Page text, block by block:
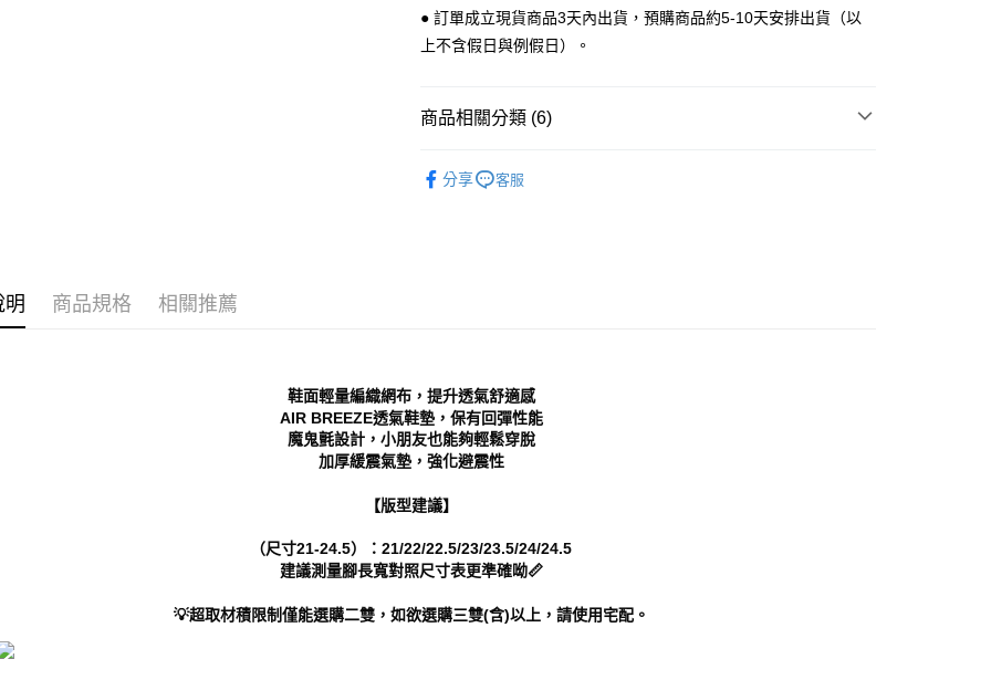
３．安心：先確認商品／服務後，再付款。
２．訂單成立數日內，您將收到繳費通知簡訊。
※ 請注意：結帳手續完成當下不需立刻繳費，但若您需要取消訂單，請聯
２．關於個人資料處理事宜，請瀏覽以下網址：
https://aftee.tw/terms/#terms3
３．未成年的使用者請事先徵得法定代理人或監護人之同意方可使用
「AFTEE先享後付」，若未經同意申辦者引起之損失，本公司不負相關責
４．使用「AFTEE先享後付」時，將依據個別帳號之用戶狀況，依本公司
結果請求用戶進行身份認證。
５．嚴禁一人註冊多個帳號或使用他人資訊註冊。若發現惡意使用之情
形，恩沛科技股份有限公司將有權停止該用戶之使用額度並採取法律行
運送方式
全家 取貨付款
付款後 全家取貨
海外宅配
● 訂單成立現貨商品3天內出貨，預購商品約5-10天安排出貨（以
上不含假日與例假日）。
商品相關分類 (6)
分享 客服
明 商品規格 相關推薦
鞋面輕量編織網布，提升透氣舒適感
AIR BREEZE透氣鞋墊，保有回彈性能
魔鬼氈設計，小朋友也能夠輕鬆穿脫
加厚緩震氣墊，強化避震性
【版型建議】
（尺寸21-24.5）：21/22/22.5/23/23.5/24/24.5
建議測量腳長寬對照尺寸表更準確呦📏
💡超取材積限制僅能選購二雙，如欲選購三雙(含)以上，請使用宅配。